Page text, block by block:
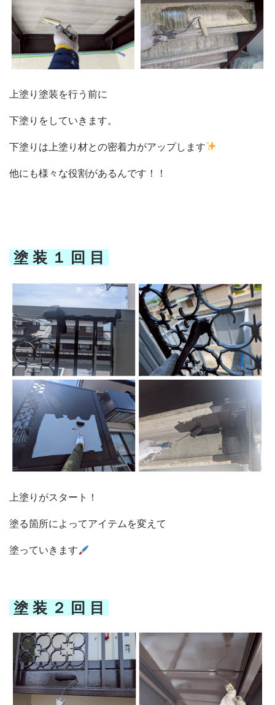
上塗り 塗装を行う前に
下塗りをしていきます。
下塗りは上塗り材との密着力がアップします
他にも様々な役割があるんです！！
塗 装 １ 回 目
上塗りがスタート！
塗る箇所によってアイテムを変えて
塗っていきます
塗 装 ２ 回 目